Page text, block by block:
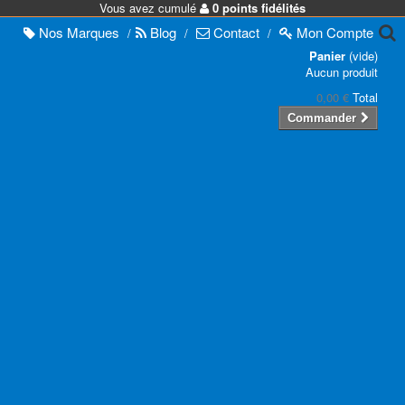
Vous avez cumulé 0 points fidélités
Nos Marques / Blog / Contact / MonCompte
Panier (vide)
Aucun produit
0,00 € Total
Commander